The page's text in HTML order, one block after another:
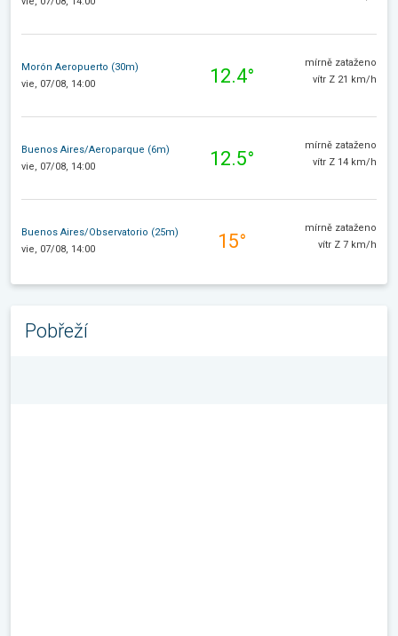
Morón Aeropuerto (30m)
vie, 07/08, 14:00
12.4°
mírně zataženo
vítr Z 21 km/h
Buenos Aires/Aeroparque (6m)
vie, 07/08, 14:00
12.5°
mírně zataženo
vítr Z 14 km/h
Buenos Aires/Observatorio (25m)
vie, 07/08, 14:00
15°
mírně zataženo
vítr Z 7 km/h
Pobřeží